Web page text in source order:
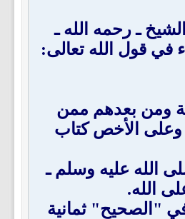
ـ رحمه الله ـ
في قول الله تعالى:
ومن بعدهم ممن
وعلى الأخص كتاب
الله عليه وسلم ـ
الله.
في "الصحيح" ثمانية